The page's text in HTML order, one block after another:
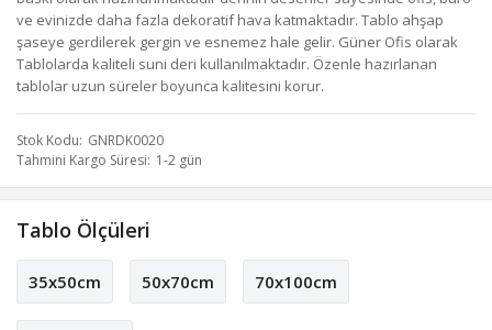
ve evinizde daha fazla dekoratif hava katmaktadır. Tablo ahşap
şaseye gerdilerek gergin ve esnemez hale gelir. Güner Ofis olarak
Tablolarda kaliteli suni deri kullanılmaktadır. Özenle hazırlanan
tablolar uzun süreler boyunca kalitesini korur.
Stok Kodu GNRDK0020
Tahmini Kargo Süresi 1-2 gün
Tablo Ölçüleri
35x50cm 50x70cm 70x100cm